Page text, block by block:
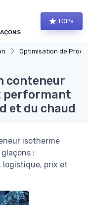
TOPs
Optimisation de
conteneur
performant
et du chaud
isotherme
:
logistique, prix et